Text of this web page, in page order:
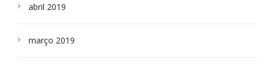
abril 2019
março 2019